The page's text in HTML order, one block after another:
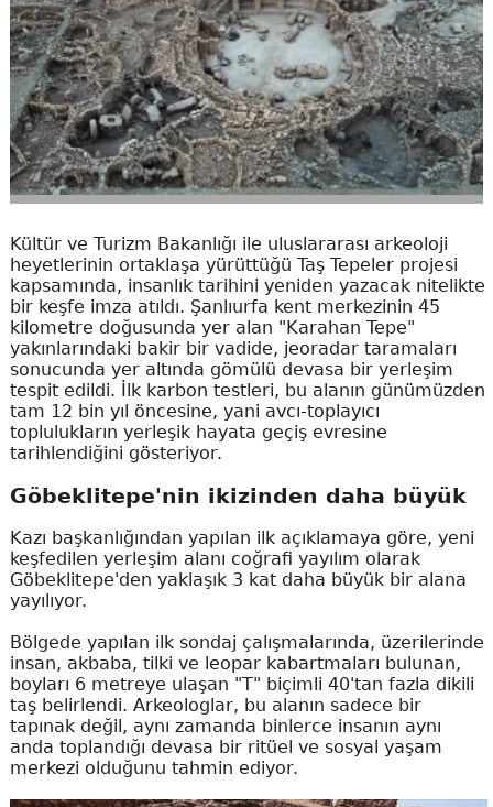
Kültür ve Turizm Bakanlığı ile uluslararası arkeoloji
heyetlerinin ortaklaşa yürüttüğü Taş Tepeler projesi
kapsamında, insanlık tarihini yeniden yazacak nitelikte
bir keşfe imza atıldı. Şanlıurfa kent merkezinin 45
kilometre doğusunda yer alan "Karahan Tepe"
yakınlarındaki bakir bir vadide, jeoradar taramaları
sonucunda yer altında gömülü devasa bir yerleşim
tespit edildi. İlk karbon testleri, bu alanın günümüzden
tam 12 bin yıl öncesine, yani avcı-toplayıcı
toplulukların yerleşik hayata geçiş evresine
tarihlendiğini gösteriyor.
Göbeklitepe'nin ikizinden daha büyük
Kazı başkanlığından yapılan ilk açıklamaya göre, yeni
keşfedilen yerleşim alanı coğrafi yayılım olarak
Göbeklitepe'den yaklaşık 3 kat daha büyük bir alana
yayılıyor.
Bölgede yapılan ilk sondaj çalışmalarında, üzerilerinde
insan, akbaba, tilki ve leopar kabartmaları bulunan,
boyları 6 metreye ulaşan "T" biçimli 40'tan fazla dikili
taş belirlendi. Arkeologlar, bu alanın sadece bir
tapınak değil, aynı zamanda binlerce insanın aynı
anda toplandığı devasa bir ritüel ve sosyal yaşam
merkezi olduğunu tahmin ediyor.